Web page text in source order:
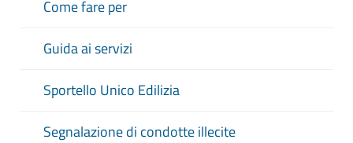
Come fare per
Guida ai servizi
Sportello Unico Edilizia
Segnalazione di condotte illecite